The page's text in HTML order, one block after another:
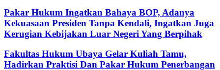
Pakar Hukum Ingatkan Bahaya BOP, Adanya
Kekuasaan Presiden Tanpa Kendali, Ingatkan Juga
Kerugian Kebijakan Luar Negeri Yang Berpihak
Fakultas Hukum Ubaya Gelar Kuliah Tamu,
Hadirkan Praktisi Dan Pakar Hukum Penerbangan